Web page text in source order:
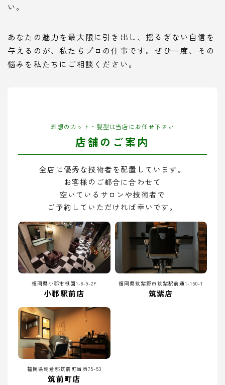
い。
あなたの魅力を最大限に引き出し、揺るぎない自信を
与えるのが、私たちプロの仕事です。ぜひ一度、その
悩みを私たちにご相談ください。
理想のカット・髪型は当店にお任せ下さい
店舗のご案内
全店に優秀な技術者を配置しています。
お客様のご都合に合わせて
空いているサロンや技術者で
ご予約していただければ幸いです。
福岡県小郡市祇園1-8-9-2F
小郡駅前店
福岡県筑紫野市筑紫駅前通1-150-1
筑紫店
福岡県朝倉郡筑前町当所75-53
筑前町店